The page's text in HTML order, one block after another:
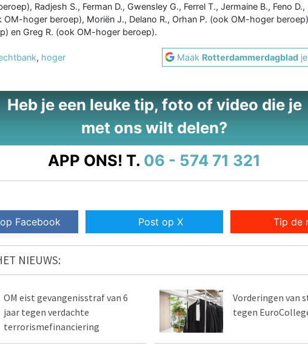
Radjesh S., Ferman D., Gwensley G., Ferrel T., Jermaine B., Feno D.,
OM-hoger beroep), Moriën J., Delano R., Orhan P. (ook OM-hoger
en Greg R. (ook OM-hoger beroep).
, hoger Maak Rotterdammerdagblad
Heb je een leuke tip, foto of video die je
met ons wilt delen?
APP ONS! T. 06 - 574 71 321
Facebook Post op X Tip de
NIEUWS:
OM eist gevangenisstraf van 6
jaar tegen verdachte
terrorismefinanciering
Vorderingen van
tegen